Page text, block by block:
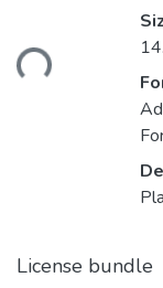
License bundle